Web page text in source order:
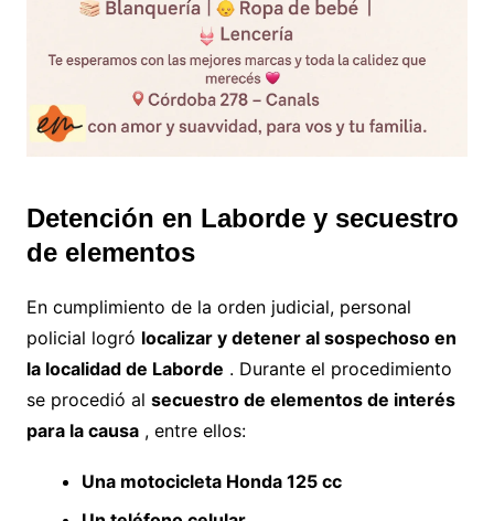
Detención en Laborde y secuestro
de elementos
En cumplimiento de la orden judicial, personal
policial logró localizar y detener al sospechoso en
la localidad de Laborde . Durante el procedimiento
se procedió al secuestro de elementos de interés
para la causa, entre ellos:
Una motocicleta Honda 125 cc